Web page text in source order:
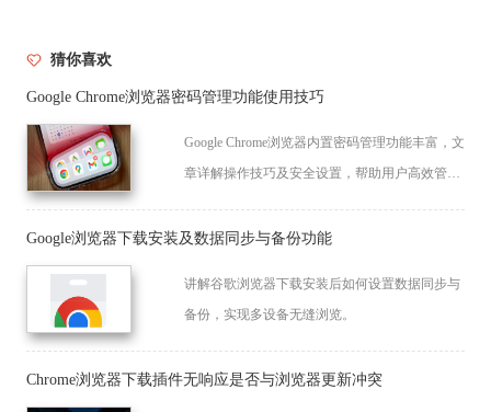
猜你喜欢
Google Chrome浏览器密码管理功能使用技巧
Google Chrome浏览器内置密码管理功能丰富，文
章详解操作技巧及安全设置，帮助用户高效管理
Google浏览器下载安装及数据同步与备份功能
讲解谷歌浏览器下载安装后如何设置数据同步与
备份，实现多设备无缝浏览。
Chrome浏览器下载插件无响应是否与浏览器更新冲突